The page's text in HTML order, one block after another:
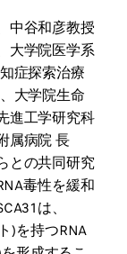
中谷和彦教授
大学院医学系
症探索治療
大学院生命
進工学研究科
属病院 長
との共同研究
毒性を緩和
は、
)を持つRNA